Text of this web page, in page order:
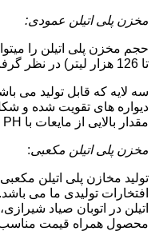
مخزن پلی اتیلن عمودی:
تا 126 هزار لیتر) در نظر گرفت.در انواع تک لایه،دولایه و
سه لایه که قابل تولید می
دیواره های تقویت شده و
مقدار بالایی از مایعات با PH بالا و پایین را دارد.
مخزن پلی اتیلن مکعبی:
افتخارات تولیدی ما می
اتیلن در اتوبان صیاد
محصول همراه قیمت مناسب